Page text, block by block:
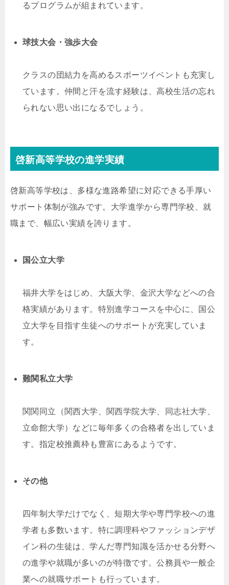
るプログラムが組まれています。
球技大会・強歩大会
クラスの団結力を高めるスポーツイベントも充実し
ています。仲間と汗を流す経験は、高校生活の忘れ
られない思い出になるでしょう。
啓新高等学校の進学実績
啓新高等学校は、多様な進路希望に対応できる手厚い
サポート体制が強みです。大学進学から専門学校、就
職まで、幅広い実績を誇ります。
国公立大学
福井大学をはじめ、大阪大学、金沢大学などへの合
格実績があります。特別進学コースを中心に、国公
立大学を目指す生徒へのサポートが充実していま
す。
難関私立大学
関関同立（関西大学、関西学院大学、同志社大学、
立命館大学）などに毎年多くの合格者を出していま
す。指定校推薦枠も豊富にあるようです。
その他
四年制大学だけでなく、短期大学や専門学校への進
学者も多数います。特に調理科やファッションデザ
イン科の生徒は、学んだ専門知識を活かせる分野へ
の進学や就職が多いのが特徴です。公務員や一般企
業への就職サポートも行っています。